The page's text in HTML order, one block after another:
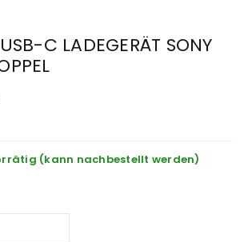
C LADEGERÄT SONY
(kann nachbestellt werden)